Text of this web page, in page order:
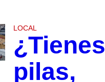
LOCAL
¿Tienes
pilas,